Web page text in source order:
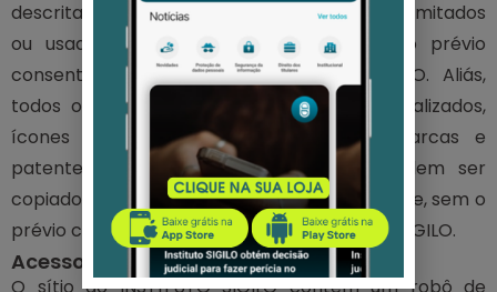
descritas abaixo) não podem ser copiados, imitados
ou usados, no todo ou em parte, sem o prévio
consentimento escrito do INSTITUTO SIGILO. Aliás,
todos os títulos de página, gráficos personalizados,
ícones e linguagens são serviços de marcas e
patentes do INSTITUTO SIGILO e não podem ser
copiados, imitados ou usados, no todo ou parte, sem o
prévio consentimento escrito do INSTITUTO SIGILO.
Acesso e Interferência
O sítio do INSTITUTO SIGILO contém um robô de